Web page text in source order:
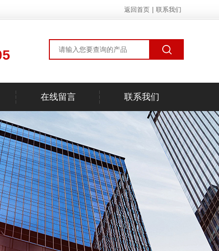
返回首页 联系我们
在线留言 联系我们